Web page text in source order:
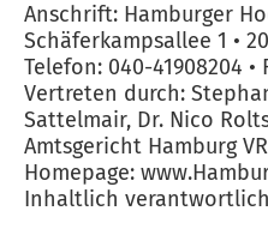
Anschrift: Hamburger
Schäferkampsallee 1 •
Telefon: 040-41908204 •
Vertreten durch:
Sattelmair, Dr. Nico
Amtsgericht Hamburg
Homepage:
Inhaltlich verantwortlich